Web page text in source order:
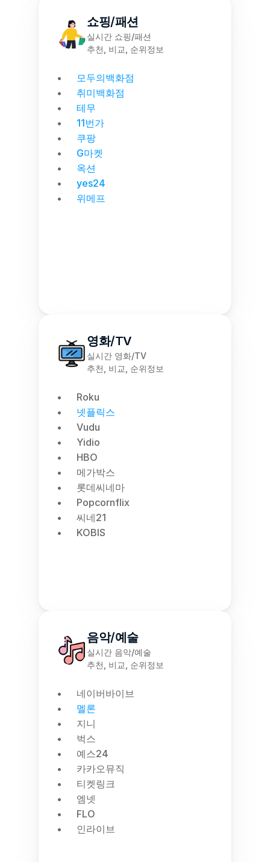
쇼핑/패션
실시간 쇼핑/패션
추천, 비교, 순위정보
모두의백화점
취미백화점
테무
11번가
쿠팡
G마켓
옥션
yes24
위메프
영화/TV
실시간 영화/TV
추천, 비교, 순위정보
Roku
넷플릭스
Vudu
Yidio
HBO
메가박스
롯데씨네마
Popcornflix
씨네21
KOBIS
음악/예술
실시간 음악/예술
추천, 비교, 순위정보
네이버바이브
멜론
지니
벅스
예스24
카카오뮤직
티켓링크
엠넷
FLO
인라이브